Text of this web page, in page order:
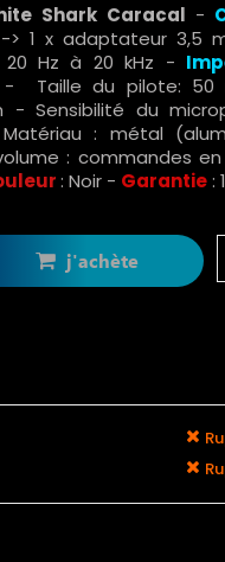
Shark Caracal -
1 x adaptateur 3,5
Hz à 20 kHz -
- Taille du pilote: 50
- Sensibilité du
: métal
: commandes
: Noir - Garantie:
j'achète